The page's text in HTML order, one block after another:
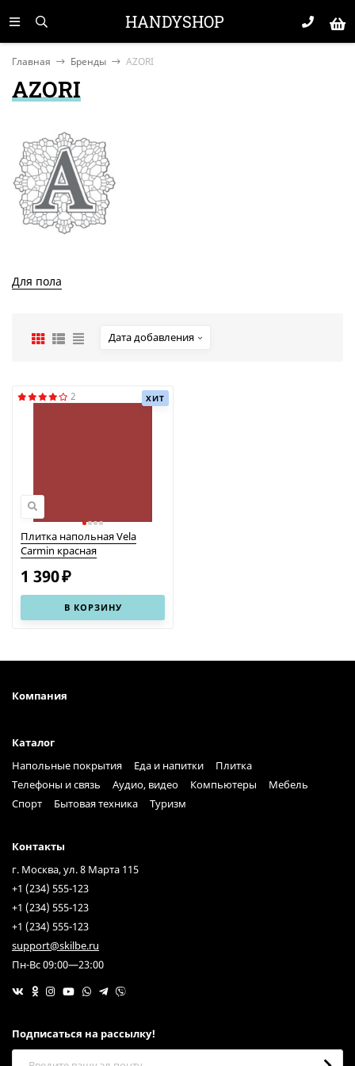
HANDYSHOP
Главная Бренды AZORI
AZORI
Для пола
Дата добавления
2 ХИТ
Плитка напольная Vela
Carmin красная
В КОРЗИНУ
1 390₽
Компания
Каталог
Напольные покрытия
Еда и напитки
Плитка
Телефоны и связь
Аудио, видео Компьютеры
Мебель
Спорт
Бытовая техника Туризм
Контакты
г. Москва, ул. 8 Марта 115
+1 (234) 555-123
+1 (234) 555-123
+1 (234) 555-123
support@skilbe.ru
Пн-Вс 09:00—23:00
Подписаться на рассылкy!